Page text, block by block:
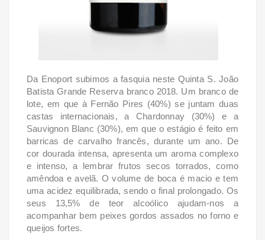
Da Enoport subimos a fasquia neste Quinta S. João
Batista Grande Reserva branco 2018. Um branco de
lote, em que à Fernão Pires (40%) se juntam duas
castas internacionais, a Chardonnay (30%) e a
Sauvignon Blanc (30%), em que o estágio é feito em
barricas de carvalho francês, durante um ano. De
cor dourada intensa, apresenta um aroma complexo
e intenso, a lembrar frutos secos torrados, como
amêndoa e avelã. O volume de boca é macio e tem
uma acidez equilibrada, sendo o final prolongado. Os
seus 13,5% de teor alcoólico ajudam-nos a
acompanhar bem peixes gordos assados no forno e
queijos fortes.